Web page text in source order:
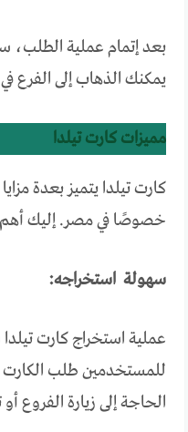
بعد إتمام عملية الطلب،
يمكنك الذهاب إلى الفرع
مميزات كارت تيلدا
كارت تيلدا يتميز بعدة
خصوصًا في مصر. إليك أهم
سهولة استخراجه:
عملية استخراج كارت
للمستخدمين طلب الكارت
الحاجة إلى زيارة الفروع